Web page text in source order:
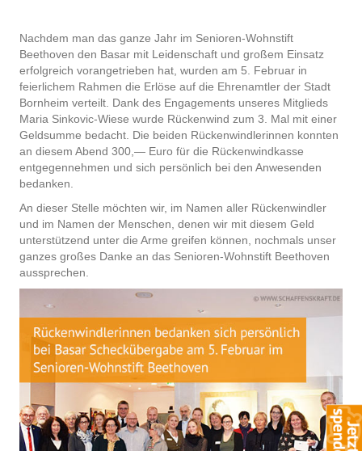
Nachdem man das ganze Jahr im Senioren-Wohnstift
Beethoven den Basar mit Leidenschaft und großem Einsatz
erfolgreich vorangetrieben hat, wurden am 5. Februar in
feierlichem Rahmen die Erlöse auf die Ehrenamtler der Stadt
Bornheim verteilt. Dank des Engagements unseres Mitglieds
Maria Sinkovic-Wiese wurde Rückenwind zum 3. Mal mit einer
Geldsumme bedacht. Die beiden Rückenwindlerinnen konnten
an diesem Abend 300,— Euro für die Rückenwindkasse
entgegennehmen und sich persönlich bei den Anwesenden
bedanken.
An dieser Stelle möchten wir, im Namen aller Rückenwindler
und im Namen der Menschen, denen wir mit diesem Geld
unterstützend unter die Arme greifen können, nochmals unser
ganzes großes Danke an das Senioren-Wohnstift Beethoven
aussprechen.